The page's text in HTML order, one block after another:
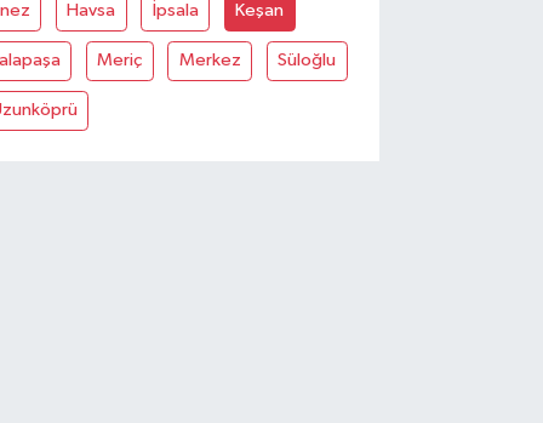
Havsa İpsala Keşan
Meriç Merkez Süloğlu